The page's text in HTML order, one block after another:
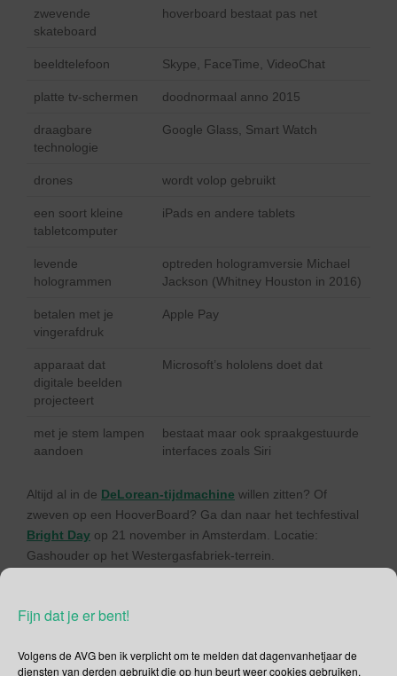
Fijn dat je er bent!
Volgens de AVG ben ik verplicht om te melden dat dagenvanhetjaar de
diensten van derden gebruikt die op hun beurt weer cookies gebruiken.
zwevende
skateboard
hoverboard bestaat pas net
beeldtelefoon Skype, FaceTime, VideoChat
platte tv-schermen doodnormaal anno 2015
draagbare
technologie
Google Glass, Smart Watch
drones wordt volop gebruikt
een soort kleine
tabletcomputer
iPads en andere tablets
levende
hologrammen
optreden hologramversie Michael
Jackson (Whitney Houston in 2016)
betalen met je
vingerafdruk
Apple Pay
apparaat dat
digitale beelden
projecteert
Microsoft’s hololens doet dat
met je stem lampen
aandoen
bestaat maar ook spraakgestuurde
interfaces zoals Siri
Altijd al in de DeLorean-tijdmachine willen zitten? Of
zweven op een HooverBoard? Ga dan naar het techfestival
Bright Day op 21 november in Amsterdam. Locatie:
Gashouder op het Westergasfabriek-terrein.